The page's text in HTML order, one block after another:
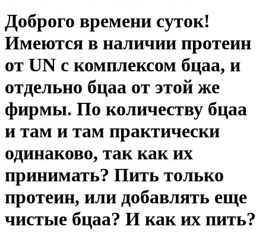
Доброго времени суток!
Имеются в наличии протеин
от UN с комплексом бцаа, и
отдельно бцаа от этой же
фирмы. По количеству бцаа
и там и там практически
одинаково, так как их
принимать? Пить только
протеин, или добавлять еще
чистые бцаа? И как их пить?